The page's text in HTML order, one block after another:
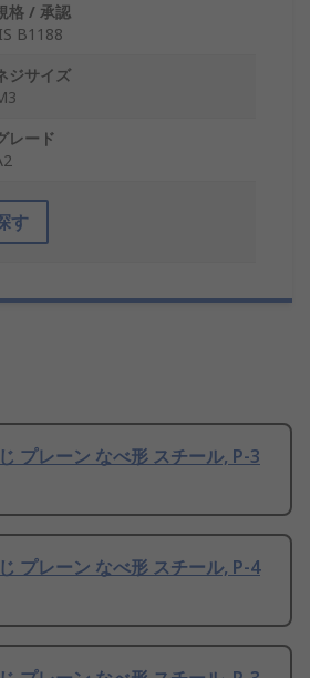
格 / 承認
B1188
ジサイズ
レード
す
プレーン なべ形 スチール, P-3
プレーン なべ形 スチール, P-4